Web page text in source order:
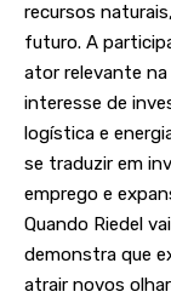
recursos
futuro. A
ator relevante
interesse de
logística e
se traduzir em
emprego e
Quando Riedel
demonstra que
atrair novos